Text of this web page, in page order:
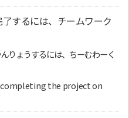
するには、チームワーク
りょうするには、ちーむわーく
the project on